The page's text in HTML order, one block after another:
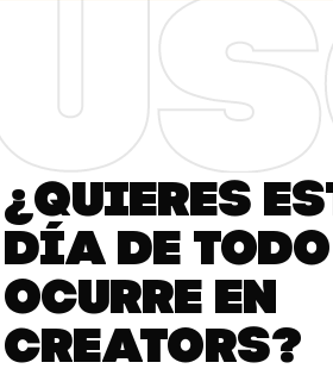
¿Quieres
día de
ocurre en
Creators?